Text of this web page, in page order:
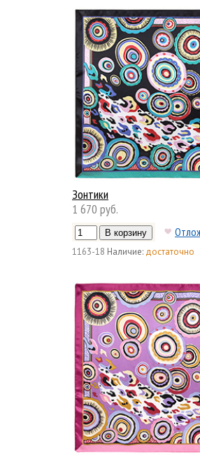
Зонтики
1 670 руб.
1163-18 Наличие: достаточно